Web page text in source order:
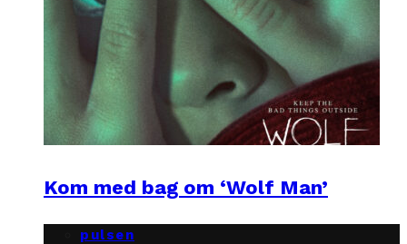
Kom med bag om ‘Wolf Man’
pulsen